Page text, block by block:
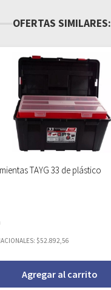
OFERTAS SIMILARES:
TAYG 33 de plástico
$52.892,56
Agregar al carrito